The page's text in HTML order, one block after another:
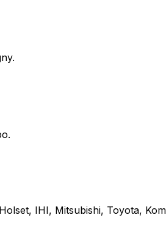
IHI, Mitsubishi, Toyota,